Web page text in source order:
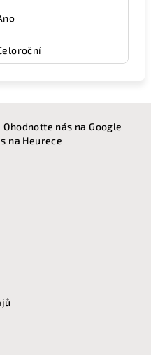
Ohodnoťte nás na Google
na Heurece